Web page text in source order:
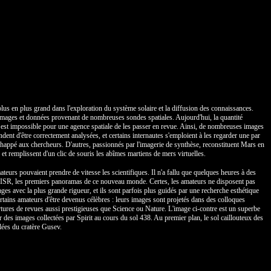
en plus grand dans l'exploration du système solaire et la diffusion des connaissances.
et données provenant de nombreuses sondes spatiales. Aujourd'hui, la quantité
impossible pour une agence spatiale de les passer en revue. Ainsi, de nombreuses images
d'être correctement analysées, et certains internautes s'emploient à les regarder une par
aux chercheurs. D'autres, passionnés par l'imagerie de synthèse, reconstituent Mars en
et remplissent d'un clic de souris les abîmes martiens de mers virtuelles.
pouvaient prendre de vitesse les scientifiques. Il n'a fallu que quelques heures à des
les premiers panoramas de ce nouveau monde. Certes, les amateurs ne disposent pas
avec la plus grande rigueur, et ils sont parfois plus guidés par une recherche esthétique
amateurs d'être devenus célèbres : leurs images sont projetés dans des colloques
de revues aussi prestigieuses que Science ou Nature. L'image ci-contre est un superbe
images collectées par Spirit au cours du sol 438. Au premier plan, le sol caillouteux des
du cratère Gusev.